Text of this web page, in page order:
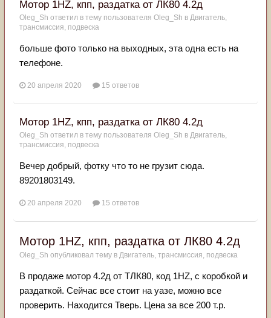
Мотор 1HZ, кпп, раздатка от ЛК80 4.2д
Oleg_Sh ответил в тему пользователя Oleg_Sh в Двигатель,
трансмиссия, подвеска
больше фото только на выходных, эта одна есть на
телефоне.
20 апреля 2020 15 ответов
Мотор 1HZ, кпп, раздатка от ЛК80 4.2д
Oleg_Sh ответил в тему пользователя Oleg_Sh в Двигатель,
трансмиссия, подвеска
Вечер добрый, фотку что то не грузит сюда.
89201803149.
20 апреля 2020 15 ответов
Мотор 1HZ, кпп, раздатка от ЛК80 4.2д
Oleg_Sh опубликовал тему в Двигатель, трансмиссия, подвеска
В продаже мотор 4.2д от ТЛК80, код 1HZ, с коробкой и
раздаткой. Сейчас все стоит на уазе, можно все
проверить. Находится Тверь. Цена за все 200 т.р.